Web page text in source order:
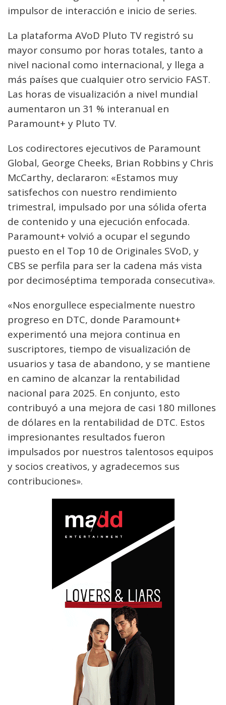
impulsor de interacción e inicio de series.
La plataforma AVoD Pluto TV registró su
mayor consumo por horas totales, tanto a
nivel nacional como internacional, y llega a
más países que cualquier otro servicio FAST.
Las horas de visualización a nivel mundial
aumentaron un 31 % interanual en
Paramount+ y Pluto TV.
Los codirectores ejecutivos de Paramount
Global, George Cheeks, Brian Robbins y Chris
McCarthy, declararon: «Estamos muy
satisfechos con nuestro rendimiento
trimestral, impulsado por una sólida oferta
de contenido y una ejecución enfocada.
Paramount+ volvió a ocupar el segundo
puesto en el Top 10 de Originales SVoD, y
CBS se perfila para ser la cadena más vista
por decimoséptima temporada consecutiva».
«Nos enorgullece especialmente nuestro
progreso en DTC, donde Paramount+
experimentó una mejora continua en
suscriptores, tiempo de visualización de
usuarios y tasa de abandono, y se mantiene
en camino de alcanzar la rentabilidad
nacional para 2025. En conjunto, esto
contribuyó a una mejora de casi 180 millones
de dólares en la rentabilidad de DTC. Estos
impresionantes resultados fueron
impulsados por nuestros talentosos equipos
y socios creativos, y agradecemos sus
contribuciones».